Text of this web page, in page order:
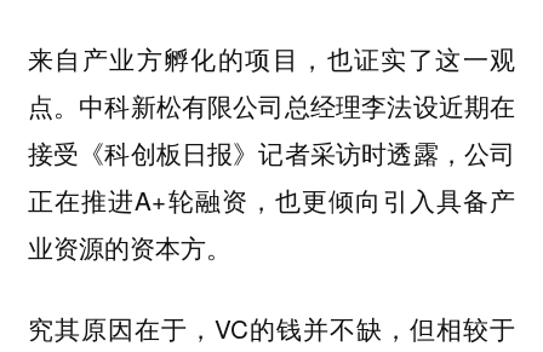
来自产业方孵化的项目，也证实了这一观
点。中科新松有限公司总经理李法设近期在
接受《科创板日报》记者采访时透露，公司
正在推进A+轮融资，也更倾向引入具备产
业资源的资本方。
究其原因在于，VC的钱并不缺，但相较于